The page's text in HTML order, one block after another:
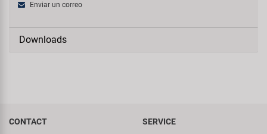
Enviar un correo
Downloads
CONTACT SERVICE